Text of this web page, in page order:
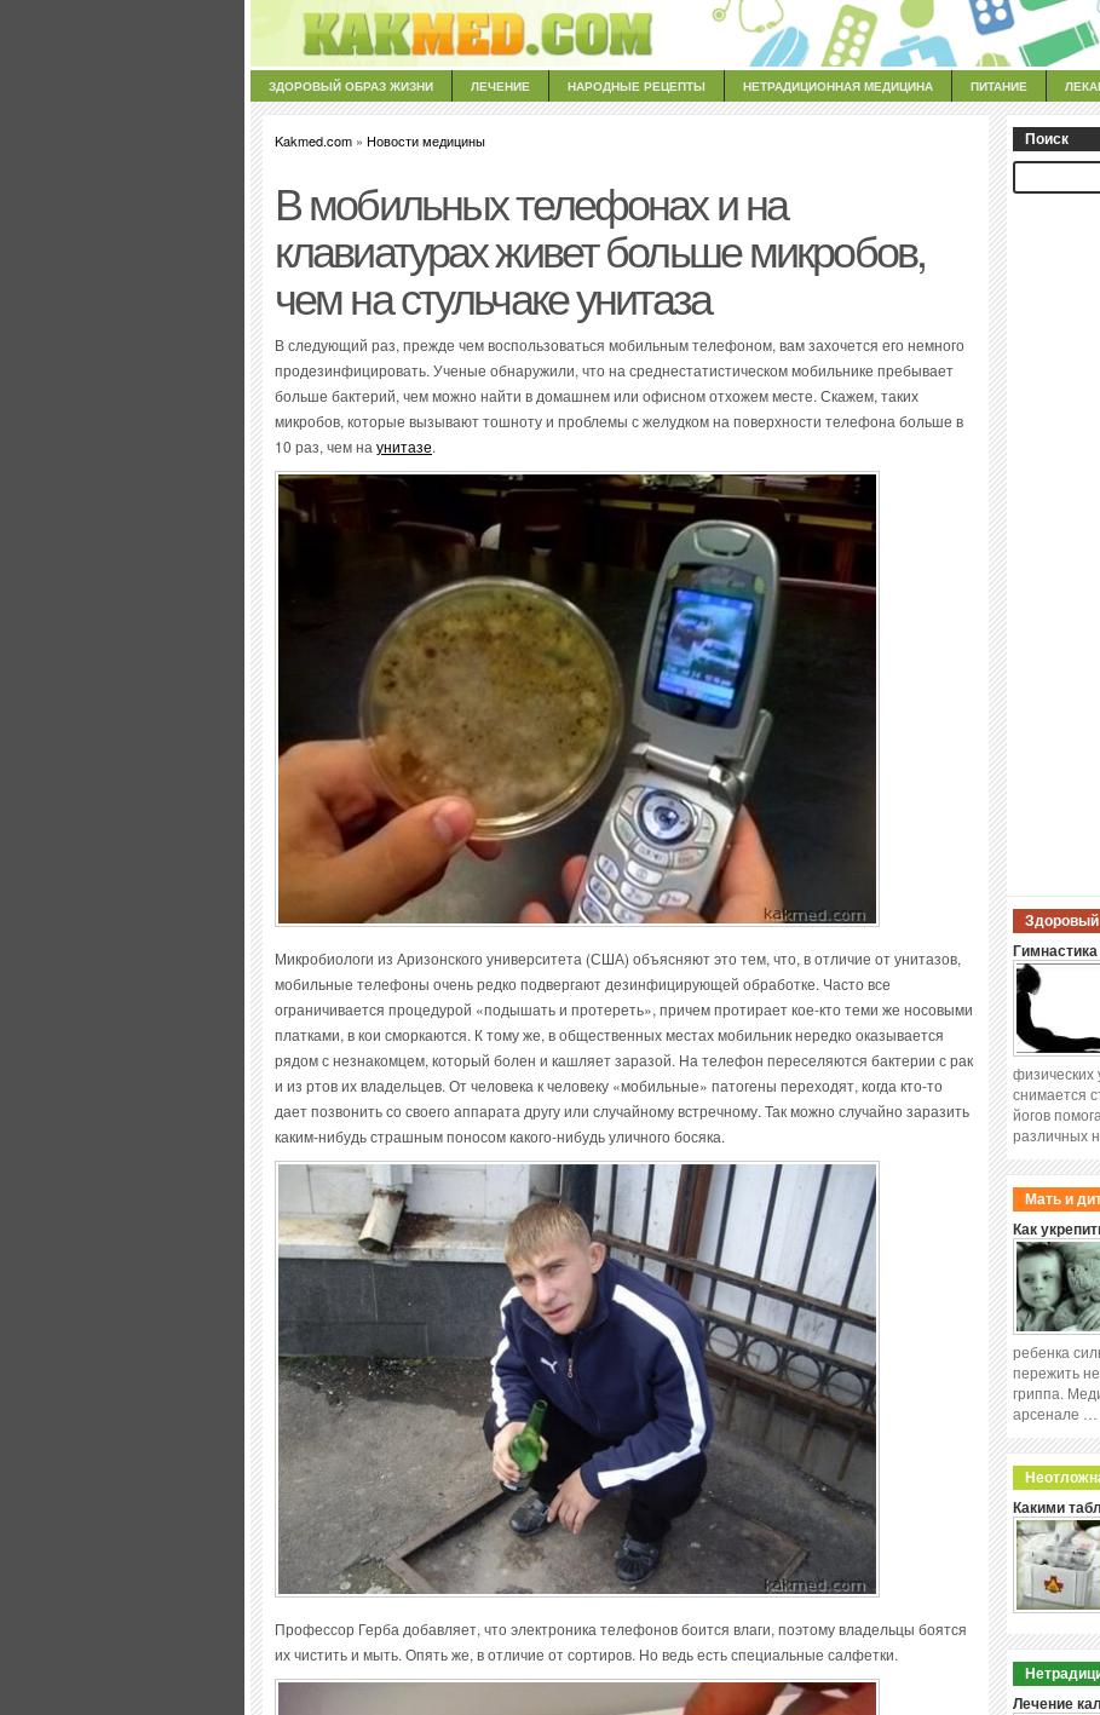
ЗДОРОВЫЙ ОБРАЗ ЖИЗНИ ЛЕЧЕНИЕ НАРОДНЫЕ РЕЦЕПТЫ НЕТРАДИЦИОННАЯ МЕДИЦИНА ПИТАНИЕ
Kakmed.com » Новости медицины
В мобильных телефонах и на
клавиатурах живет больше микробов,
чем на стульчаке унитаза
В следующий раз, прежде чем воспользоваться мобильным телефоном, вам захочется его немного
продезинфицировать. Ученые обнаружили, что на среднестатистическом мобильнике пребывает
больше бактерий, чем можно найти в домашнем или офисном отхожем месте. Скажем, таких
микробов, которые вызывают тошноту и проблемы с желудком на поверхности телефона больше в
10 раз, чем на унитазе.
Микробиологи из Аризонского университета (США) объясняют это тем, что, в отличие от унитазов,
мобильные телефоны очень редко подвергают дезинфицирующей обработке. Часто все
ограничивается процедурой «подышать и протереть», причем протирает кое-кто теми же носовыми
платками, в кои сморкаются. К тому же, в общественных местах мобильник нередко оказывается
рядом с незнакомцем, который болен и кашляет заразой. На телефон переселяются бактерии с рак
и из ртов их владельцев. От человека к человеку «мобильные» патогены переходят, когда кто-то
дает позвонить со своего аппарата другу или случайному встречному. Так можно случайно заразить
каким-нибудь страшным поносом какого-нибудь уличного босяка.
Профессор Герба добавляет, что электроника телефонов боится влаги, поэтому владельцы боятся
их чистить и мыть. Опять же, в отличие от сортиров. Но ведь есть специальные салфетки.
Поиск
Здоровый
снимается
йогов
различных
Мать и
Как
ребенка
пережить
гриппа.
арсенале …
Какими
Лечение